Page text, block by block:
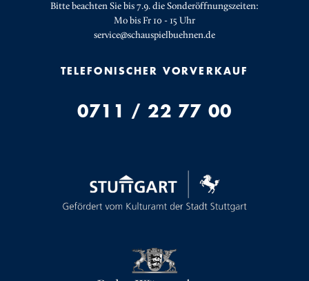
Bitte beachten Sie bis 7.9. die Sonderöffnungszeiten:
Mo bis Fr 10 - 15 Uhr
service@schauspielbuehnen.de
TELEFONISCHER VORVERKAUF
0711 / 22 77 00